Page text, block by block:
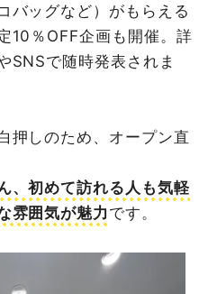
バッグなど）がもらえる
10％OFF企画も開催。詳
SNSで随時発表されま
押しのため、オープン直
、初めて訪れる人も気軽
雰囲気が魅力 です。